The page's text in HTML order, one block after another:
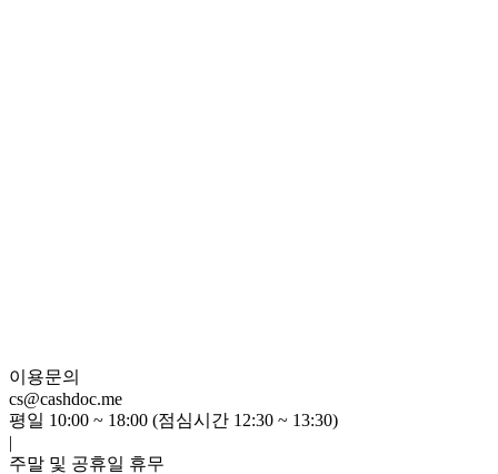
이용문의
cs@cashdoc.me
평일 10:00 ~ 18:00 (점심시간 12:30 ~ 13:30)
|
주말 및 공휴일 휴무